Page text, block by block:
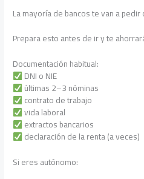
La mayoría de bancos te van a pedir
Prepara esto antes de ir y te
Documentación habitual:
DNI o NIE
últimas 2–3 nóminas
contrato de trabajo
vida laboral
extractos bancarios
declaración de la renta (a veces)
Si eres autónomo: